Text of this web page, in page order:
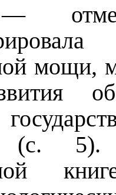
—
мощи,
(с. 5).